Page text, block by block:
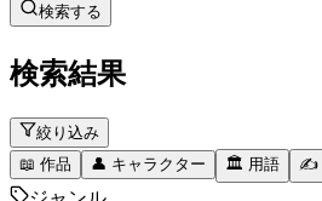
検索する
検索結果
絞り込み
📖 作品 👤 キャラクター 🏛️ 用語 ✍️